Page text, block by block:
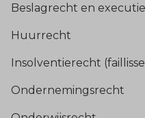
Beslagrecht en
Huurrecht
Insolventierecht
Ondernemingsrecht